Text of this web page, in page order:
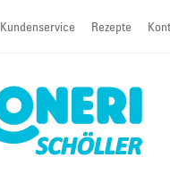
Kundenservice Rezepte